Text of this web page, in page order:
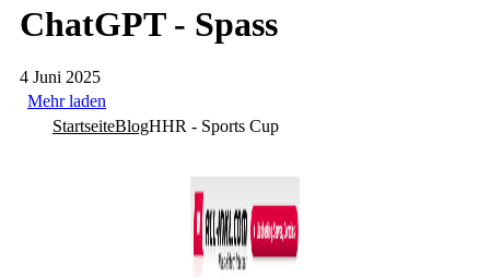
ChatGPT - Spass
4 Juni 2025
Mehr laden
StartseiteBlogHHR - Sports Cup